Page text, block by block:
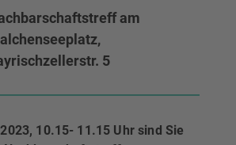
am
5
10.15- 11.15 Uhr sind Sie